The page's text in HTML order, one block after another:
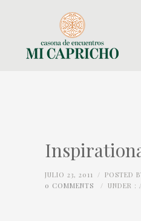
JULIO 23, 2011 / POSTED
0 COMMENTS
/ UNDER :